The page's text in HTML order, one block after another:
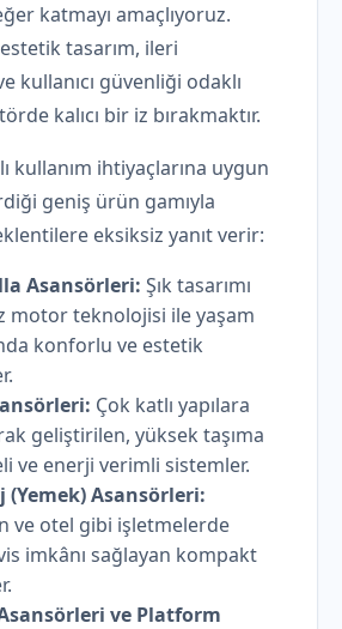
katmayı amaçlıyoruz.
tasarım, ileri
kullanıcı güvenliği odaklı
kalıcı bir iz bırakmaktır.
kullanım ihtiyaçlarına uygun
geniş ürün gamıyla
eksiksiz yanıt verir:
Asansörleri: Şık tasarımı
motor teknolojisi ile yaşam
konforlu ve estetik
Çok katlı yapılara
geliştirilen, yüksek taşıma
ve enerji verimli sistemler.
(Yemek) Asansörleri:
ve otel gibi işletmelerde
imkânı sağlayan kompakt
ve Platform